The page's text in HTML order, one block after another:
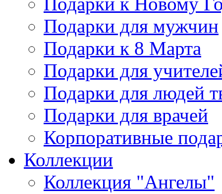
Подарки для мужчин
Подарки к 8 Марта
Подарки для
Подарки для людей
Подарки для врачей
Корпоративные
Коллекции
Коллекция "Ангелы"